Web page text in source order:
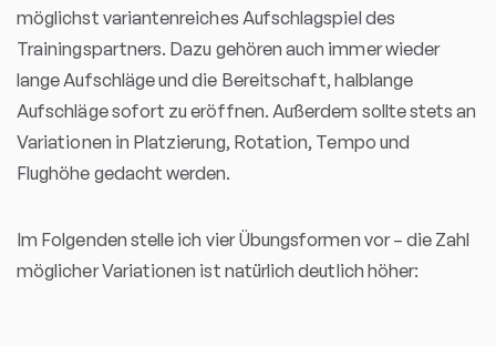
möglichst variantenreiches Aufschlagspiel des
Trainingspartners. Dazu gehören auch immer wieder
lange Aufschläge und die Bereitschaft, halblange
Aufschläge sofort zu eröffnen. Außerdem sollte stets an
Variationen in Platzierung, Rotation, Tempo und
Flughöhe gedacht werden.
Im Folgenden stelle ich vier Übungsformen vor – die Zahl
möglicher Variationen ist natürlich deutlich höher: